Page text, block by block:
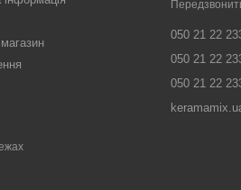
050 21 22
050 21 22
050 21 22